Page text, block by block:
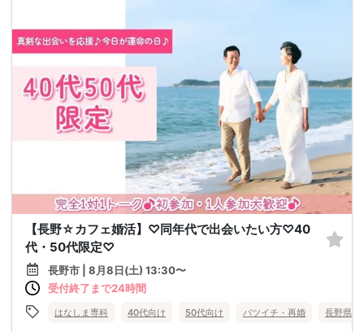
【長野☆カフェ婚活】♡同年代で出会いたい方♡40
代・50代限定♡
長野市 | 8月8日(土) 13:30〜
受付終了まで24時間
はなしま専科 40代向け 50代向け バツイチ・再婚 長野県